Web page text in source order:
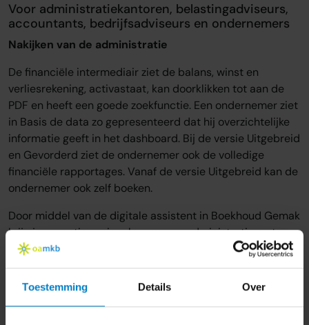
Toestemming Details Over
Voor administratiekantoren, belastingadviseurs,
accountants, bedrijfsadviseurs en ondernemers
Nakijken van de administratie
De financiële intermediair ziet de balans, winst en
verliesrekening, activastaat, kan doorklikken tot aan de
PDF en heeft een goede zoekfunctie. Een ondernemer ziet
in Basis de data zo gepresenteerd dat hij overzichtelijke
informatie geeft in het dashboard. Bij de versie Uitgebreid
en Gevorderd ziet de ondernemer ook de volledige
financiële rapportages. Vanaf de versie Uitgebreid kan de
ondernemer ook zelf boeken.
Door middel van de digitale assistent in Boekhoud Gemak
krijg je proactieve signalen om een administratie na te
kijken.
kosten en opbrengsten over maanden boeken.